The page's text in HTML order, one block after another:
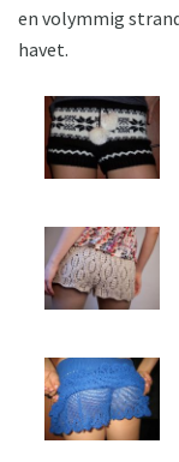
en volymmig
havet.